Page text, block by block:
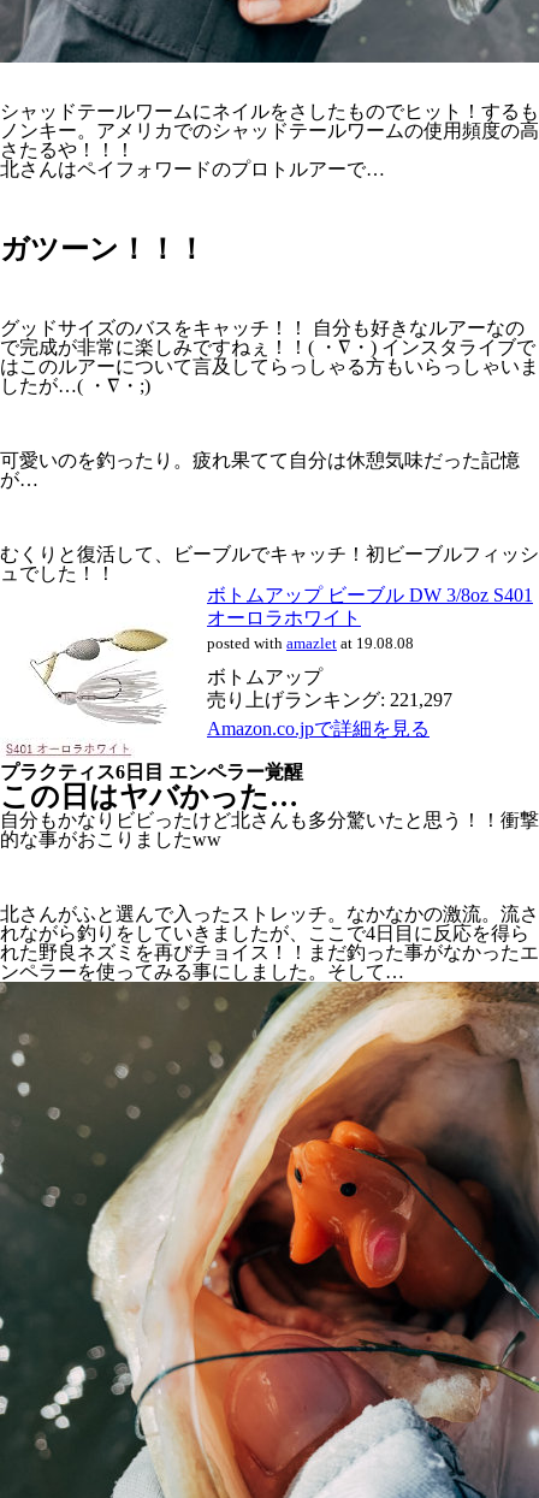
シャッドテールワームにネイルをさしたものでヒット！するも
ノンキー。アメリカでのシャッドテールワームの使用頻度の高
さたるや！！！
北さんはペイフォワードのプロトルアーで…
ガツーン！！！
グッドサイズのバスをキャッチ！！ 自分も好きなルアーなの
で完成が非常に楽しみですねぇ！！( ・∇・) インスタライブで
はこのルアーについて言及してらっしゃる方もいらっしゃいま
したが…( ・∇・;)
可愛いのを釣ったり。疲れ果てて自分は休憩気味だった記憶
が…
むくりと復活して、ビーブルでキャッチ！初ビーブルフィッシ
ュでした！！
ボトムアップ ビーブル DW 3/8oz S401
オーロラホワイト
posted with amazlet at 19.08.08
ボトムアップ
売り上げランキング: 221,297
Amazon.co.jpで詳細を見る
プラクティス6日目 エンペラー覚醒
この日はヤバかった…
自分もかなりビビったけど北さんも多分驚いたと思う！！衝撃
的な事がおこりましたww
北さんがふと選んで入ったストレッチ。なかなかの激流。流さ
れながら釣りをしていきましたが、ここで4日目に反応を得ら
れた野良ネズミを再びチョイス！！まだ釣った事がなかったエ
ンペラーを使ってみる事にしました。そして…